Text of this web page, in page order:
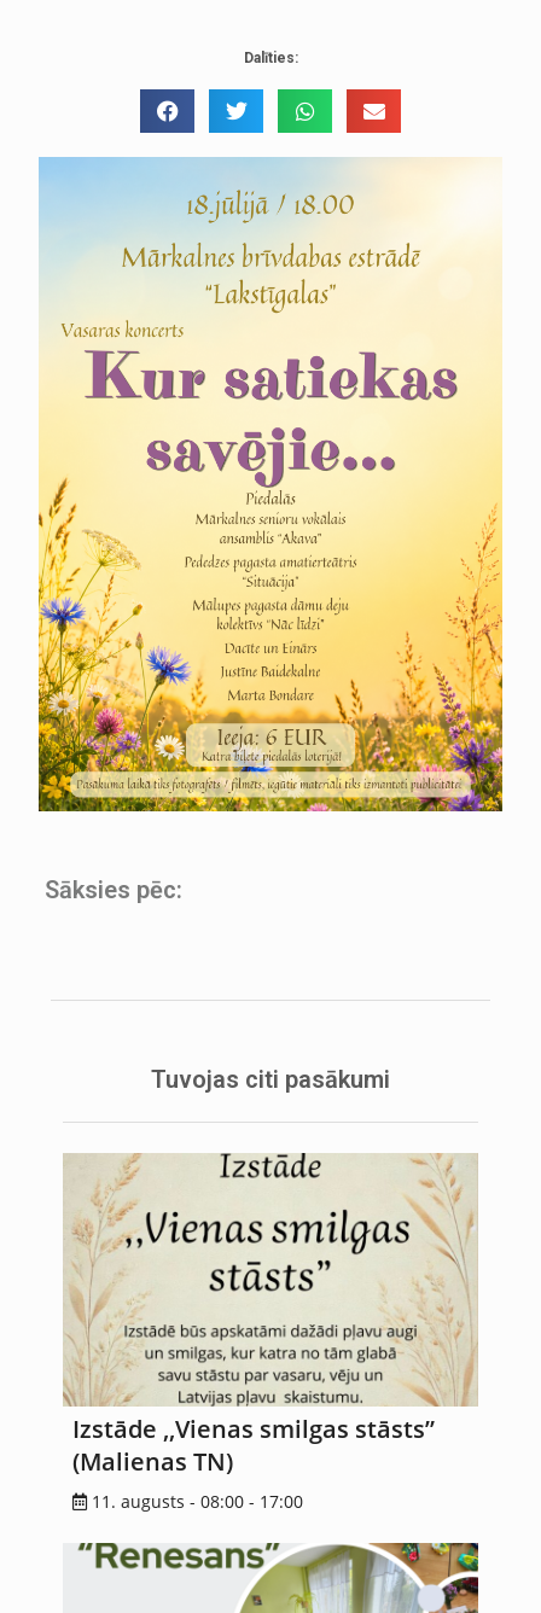
Dalīties:
Sāksies pēc:
Tuvojas citi pasākumi
Izstāde ,,Vienas smilgas stāsts”
(Malienas TN)
11. augusts - 08:00 - 17:00